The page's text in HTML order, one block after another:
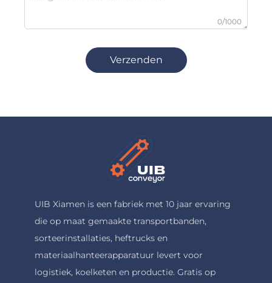
0/1000
Verzenden
UIB Xiamen is een fabriek met 10 jaar ervaring
die op maat gemaakte transportbanden,
sorteerinstallaties, heftrucks en
materiaalhanteerapparatuur levert voor
logistiek, koelketen en productie. Gratis op